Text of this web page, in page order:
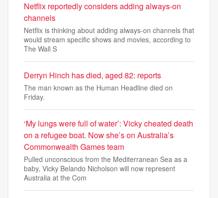
Netflix reportedly considers adding always-on
channels
Netflix is thinking about adding always-on channels that
would stream specific shows and movies, according to
The Wall S
Derryn Hinch has died, aged 82: reports
The man known as the Human Headline died on
Friday.
‘My lungs were full of water’: Vicky cheated death
on a refugee boat. Now she’s on Australia’s
Commonwealth Games team
Pulled unconscious from the Mediterranean Sea as a
baby, Vicky Belando Nicholson will now represent
Australia at the Com